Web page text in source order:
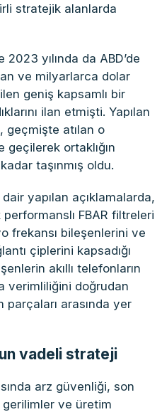
stratejik alanlarda
yılında da ABD’de
ve milyarlarca dolar
geniş kapsamlı bir
ilan etmişti. Yapılan
geçmişte atılan o
geçilerek ortaklığın
taşınmış oldu.
yapılan açıklamalarda,
FBAR filtreleri
frekansı bileşenlerini ve
çiplerini kapsadığı
akıllı telefonların
verimliliğini doğrudan
arasında yer
vadeli strateji
arz güvenliği, son
ve üretim